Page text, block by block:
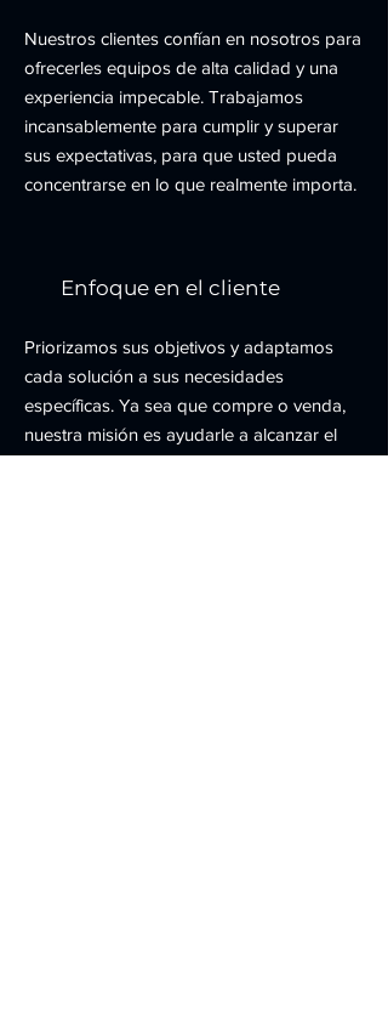
Nuestros clientes confían en nosotros para
ofrecerles equipos de alta calidad y una
experiencia impecable. Trabajamos
incansablemente para cumplir y superar
sus expectativas, para que usted pueda
concentrarse en lo que realmente importa.
Enfoque en el cliente
Priorizamos sus objetivos y adaptamos
cada solución a sus necesidades
específicas. Ya sea que compre o venda,
nuestra misión es ayudarle a alcanzar el